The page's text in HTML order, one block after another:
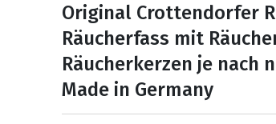
Original Crottendorfer
Räucherfass mit
Räucherkerzen je nach
Made in Germany